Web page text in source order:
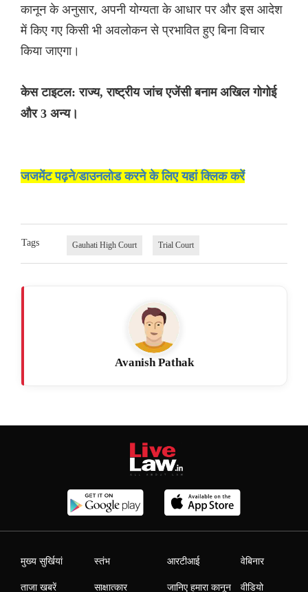
कानून के अनुसार, अपनी योग्यता के आधार पर और इस आदेश
में किए गए किसी भी अवलोकन से प्रभावित हुए बिना विचार
किया जाएगा।
केस टाइटल: राज्य, राष्ट्रीय जांच एजेंसी बनाम अखिल गोगोई
और 3 अन्य।
जजमेंट पढ़ने/डाउनलोड करने के लिए यहां क्लिक करें
Tags Gauhati High Court Trial Court
Avanish Pathak
मुख्य सुर्खियां
ताजा खबरें
स्तंभ
साक्षात्कार
आरटीआई
जानिए हमारा कानून
वेबिनार
वीडियो